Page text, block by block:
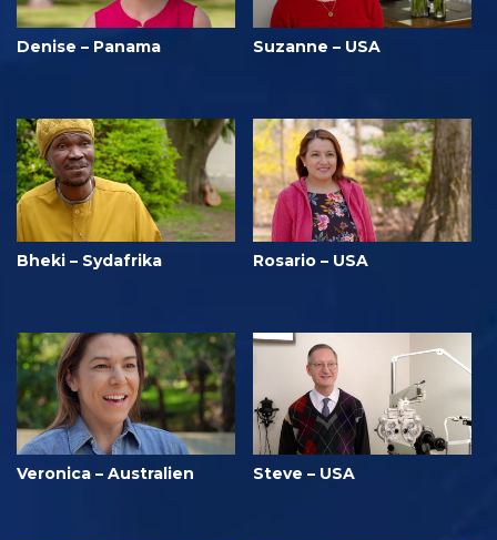
Denise – Panama Suzanne – USA
Bheki – Sydafrika Rosario – USA
Veronica – Australien Steve – USA